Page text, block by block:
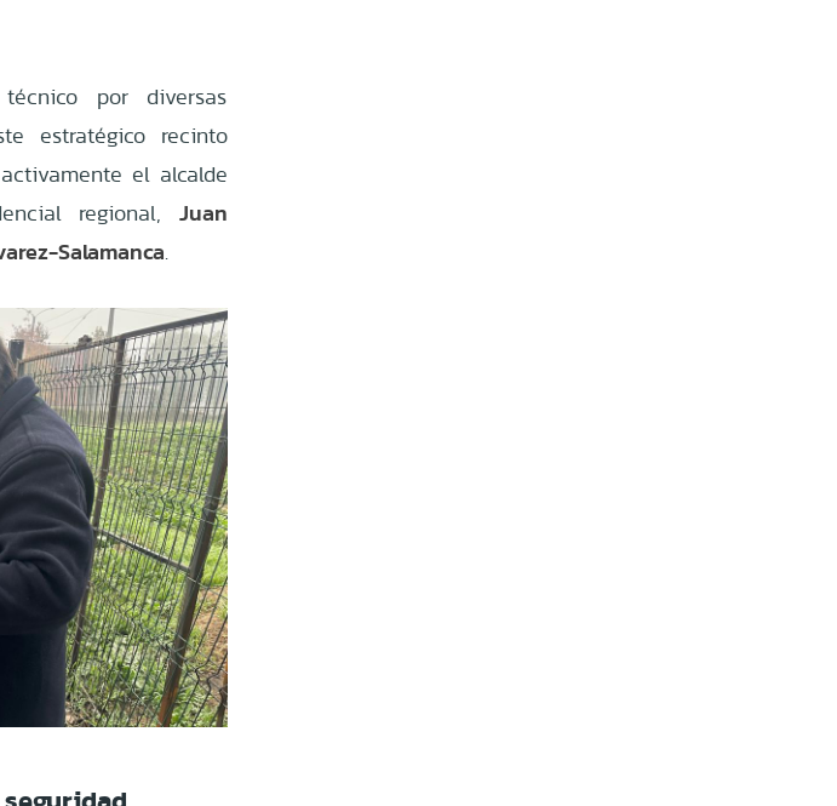
por diversas
estratégico recinto
el alcalde
regional, Juan
Salamanca.